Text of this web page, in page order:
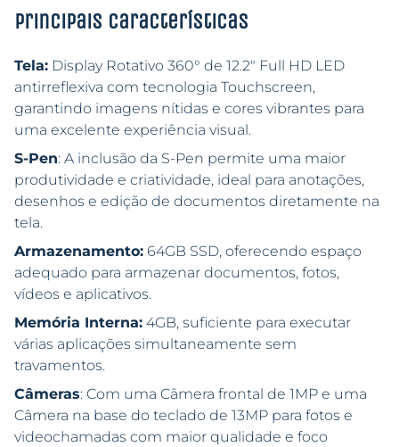
Principais características
Tela: Display Rotativo 360° de 12.2″ Full HD LED
antirreflexiva com tecnologia Touchscreen,
garantindo imagens nítidas e cores vibrantes para
uma excelente experiência visual.
S-Pen: A inclusão da S-Pen permite uma maior
produtividade e criatividade, ideal para anotações,
desenhos e edição de documentos diretamente na
tela.
Armazenamento: 64GB SSD, oferecendo espaço
adequado para armazenar documentos, fotos,
vídeos e aplicativos.
Memória Interna: 4GB, suficiente para executar
várias aplicações simultaneamente sem
travamentos.
Câmeras: Com uma Câmera frontal de 1MP e uma
Câmera na base do teclado de 13MP para fotos e
videochamadas com maior qualidade e foco